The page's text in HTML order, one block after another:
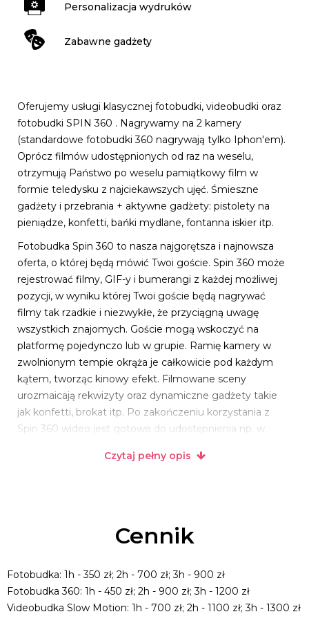
Personalizacja wydruków
Zabawne gadżety
Oferujemy usługi klasycznej fotobudki, videobudki oraz
fotobudki SPIN 360 . Nagrywamy na 2 kamery
(standardowe fotobudki 360 nagrywają tylko Iphon'em).
Oprócz filmów udostępnionych od raz na weselu,
otrzymują Państwo po weselu pamiątkowy film w
formie teledysku z najciekawszych ujęć. Śmieszne
gadżety i przebrania + aktywne gadżety: pistolety na
pieniądze, konfetti, bańki mydlane, fontanna iskier itp.
Fotobudka Spin 360 to nasza najgorętsza i najnowsza
oferta, o której będą mówić Twoi goście. Spin 360 może
rejestrować filmy, GIF-y i bumerangi z każdej możliwej
pozycji, w wyniku której Twoi goście będą nagrywać
filmy tak rzadkie i niezwykłe, że przyciągną uwagę
wszystkich znajomych. Goście mogą wskoczyć na
platformę pojedynczo lub w grupie. Ramię kamery w
zwolnionym tempie okrąża je całkowicie pod każdym
kątem, tworząc kinowy efekt. Filmowane sceny
urozmaicają rekwizyty oraz dynamiczne gadżety takie
jak konfetti, brokat itp. Po zakończeniu korzystania z
Spin 360 wideo jest gotowe do udostępnienia np. w
zmontowany film z najciekawszymi ujęciami w formie
videobudki i spin 360. Fotobudka to już kalsyka i
eventach, imprezach, urodzinach, studniówkach,
komuniach. integracjach, piknikach, festynach, targach.
Atrakcja ta rozrusza każde towarzystwo, a zdjęcia będą
Czytaj pełny opis
Cennik
Fotobudka: 1h - 350 zł; 2h - 700 zł; 3h - 900 zł
Fotobudka 360: 1h - 450 zł; 2h - 900 zł; 3h - 1200 zł
Videobudka Slow Motion: 1h - 700 zł; 2h - 1100 zł; 3h - 1300 zł